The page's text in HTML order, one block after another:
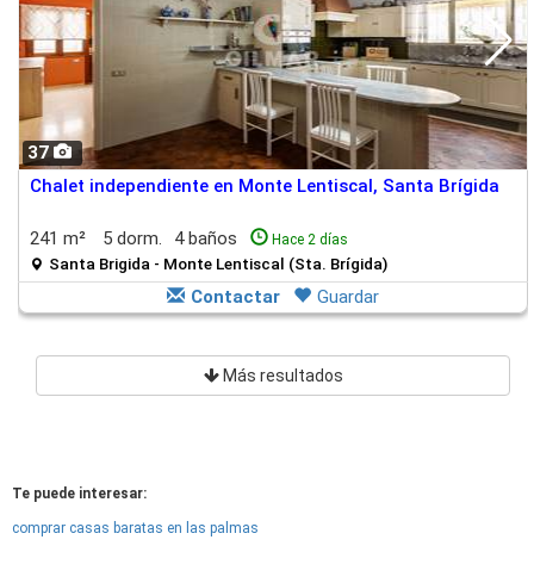
37
Chalet independiente en Monte Lentiscal, Santa Brígida
241 m² 5 dorm. 4 baños Hace 2 días
Santa Brigida - Monte Lentiscal (Sta. Brígida)
Contactar Guardar
Más resultados
Te puede interesar:
comprar casas baratas en las palmas